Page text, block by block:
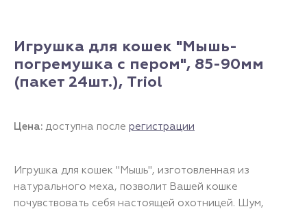
Игрушка для кошек "Мышь-
погремушка с пером", 85-90мм
(пакет 24шт.), Triol
Цена: доступна после регистрации
Игрушка для кошек "Мышь", изготовленная из
натурального меха, позволит Вашей кошке
почувствовать себя настоящей охотницей. Шум,